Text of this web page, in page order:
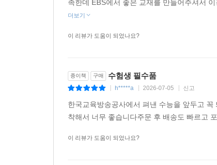
족한데 EBS에서 좋은 교재를 만들어주셔서
더보기
이 리뷰가 도움이 되었나요?
종이책 구매 수험생 필수품
h*****a 2026-07-05 신고
한국교육방송공사에서 펴낸 수능을 앞두고
착해서 너무 좋습니다주문 후 배송도 빠르고
이 리뷰가 도움이 되었나요?